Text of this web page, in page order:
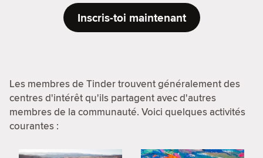
Inscris-toi maintenant
Les membres de Tinder trouvent généralement des
centres d'intérêt qu'ils partagent avec d'autres
membres de la communauté. Voici quelques activités
courantes :